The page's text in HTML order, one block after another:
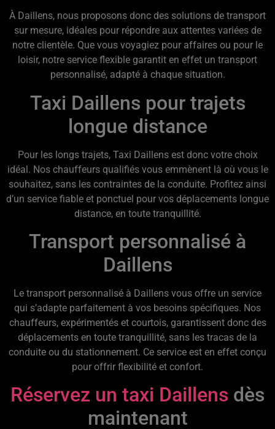
À Daillens, nous proposons donc des solutions de transport
sur mesure, idéales pour répondre aux attentes variées de
notre clientèle. Que vous voyagiez pour affaires ou pour le
loisir, notre service flexible garantit en effet un transport
personnalisé, adapté à chaque situation.
Taxi Daillens pour trajets
longue distance
Pour les longs trajets, Taxi Daillens est donc votre choix
idéal. Nos chauffeurs qualifiés vous emmènent là où vous le
souhaitez, sans les contraintes de la conduite. Profitez ainsi
d’un service fiable et ponctuel pour vos déplacements longue
distance, en toute tranquillité.
Transport personnalisé à
Daillens
Le transport personnalisé à Daillens vous offre un service
qui s’adapte parfaitement à vos besoins spécifiques. Nos
chauffeurs, expérimentés et courtois, garantissent donc des
déplacements en toute tranquillité, sans les tracas de la
conduite ou du stationnement. Ce service est en effet conçu
pour offrir flexibilité et confort.
Réservez un taxi Daillens dès
maintenant